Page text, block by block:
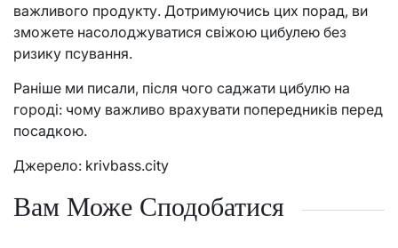
важливого продукту. Дотримуючись цих порад, ви
зможете насолоджуватися свіжою цибулею без
ризику псування.
Раніше ми писали, після чого саджати цибулю на
городі: чому важливо врахувати попередників перед
посадкою.
Джерело: krivbass.city
Вам Може Сподобатися